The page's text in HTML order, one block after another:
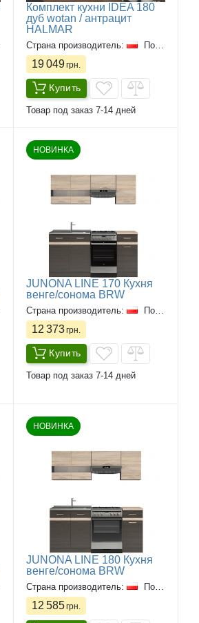
Комплект кухни IDEA 180
дуб wotan / антрацит
HALMAR
Страна производитель: Польша
19 049грн.
Купить
Товар под заказ 7-14 дней
НОВИНКА
JUNONA LINE 170 Кухня
венге/сонома BRW
Страна производитель: Польша
12 373грн.
Купить
Товар под заказ 7-14 дней
НОВИНКА
JUNONA LINE 180 Кухня
венге/сонома BRW
Страна производитель: Польша
12 585грн.